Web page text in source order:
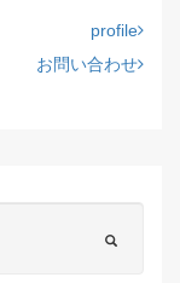
profile
お問い合わせ